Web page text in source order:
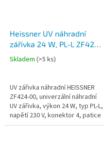
Heissner UV náhradní
zářivka 24 W, PL-L ZF424-
00
Skladem (>5 ks)
UV zářivka náhradní HEISSNER
ZF424-00, univerzální náhradní
UV zářivka, výkon 24 W, typ PL-L,
napětí 230 V, konektor 4, patice
2G11, délka s paticí cca 318 mm,